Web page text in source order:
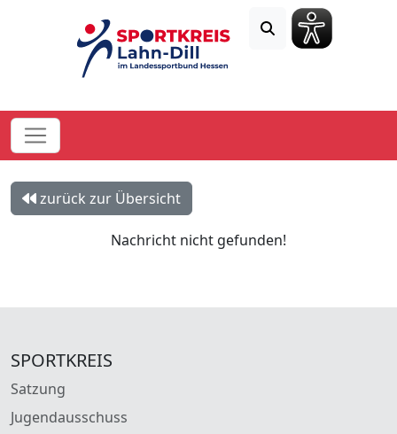
zurück zur Übersicht
Nachricht nicht gefunden!
SPORTKREIS
Satzung
Jugendausschuss